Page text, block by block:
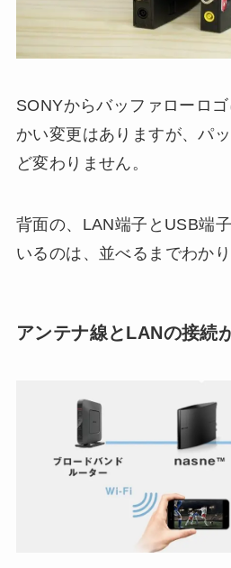
SONYからバッファローロ
かい変更はありますが、パ
ど変わりません。
背面の、LAN端子とUSB端
いるのは、並べるまでわか
アンテナ線とLANの接続